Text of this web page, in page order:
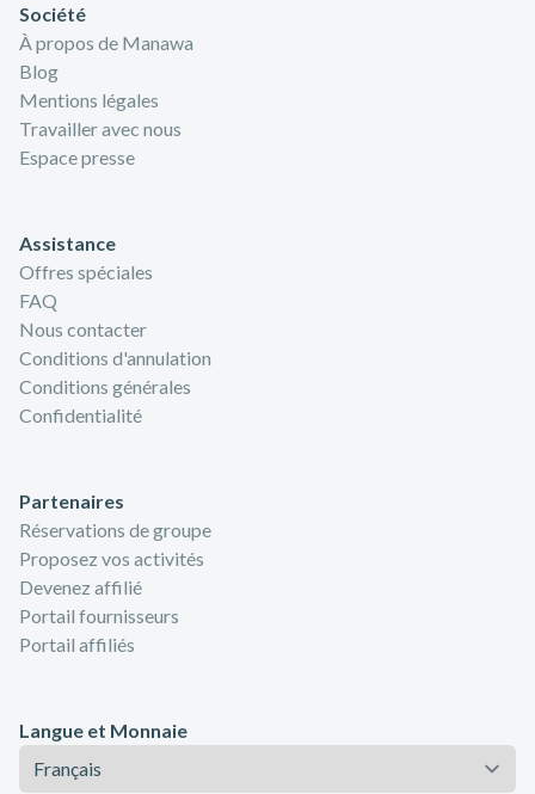
Société
À propos de Manawa
Blog
Mentions légales
Travailler avec nous
Espace presse
Assistance
Offres spéciales
FAQ
Nous contacter
Conditions d'annulation
Conditions générales
Confidentialité
Partenaires
Réservations de groupe
Proposez vos activités
Devenez affilié
Portail fournisseurs
Portail affiliés
Langue et Monnaie